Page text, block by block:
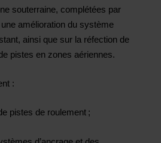
souterraine, complétées par
amélioration du système
ainsi que sur la réfection de
pistes en zones aériennes.
:
pistes de roulement ;